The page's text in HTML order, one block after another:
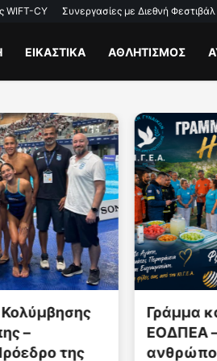
WIFT-CY Συνεργασίες με Διεθνή Φεστιβάλ
ΕΙΚΑΣΤΙΚΑ ΑΘΛΗΤΙΣΜΟΣ
στους εθελοντές της
τίμησε τους
πρώτης γραμμής